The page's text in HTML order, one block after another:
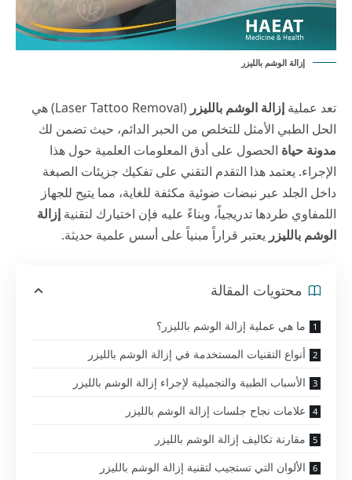
إزالة الوشم بالليزر
تعد عملية إزالة الوشم بالليزر
(Laser Tattoo Removal) هي
الحل الطبي الأمثل للتخلص من الحبر الدائم، حيث تضمن لك
مدونة حياة الحصول على أدق المعلومات العلمية حول هذا
الإجراء. يعتمد هذا التقدم التقني على تفكيك جزيئات الصبغة
داخل الجلد عبر نبضات ضوئية مكثفة للغاية، مما يتيح للجهاز
اللمفاوي طردها تدريجياً، وبناءً عليه فإن اختيارك لتقنية إزالة
الوشم بالليزر يعتبر قراراً مبنياً على أسس علمية حديثة.
محتويات المقالة
ما هي عملية إزالة الوشم بالليزر؟
أنواع التقنيات المستخدمة في إزالة الوشم بالليزر
الأسباب الطبية والتجميلية لإجراء إزالة الوشم بالليزر
علامات نجاح جلسات إزالة الوشم بالليزر
مقارنة تكاليف إزالة الوشم بالليزر
الألوان التي تستجيب لتقنية إزالة الوشم بالليزر